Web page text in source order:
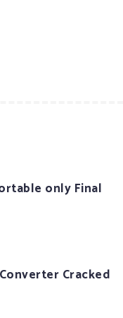
only Final
Cracked